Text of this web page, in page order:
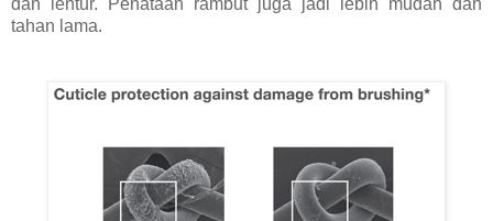
dan lentur. Penataan rambut juga jadi lebih mudah dan
tahan lama.